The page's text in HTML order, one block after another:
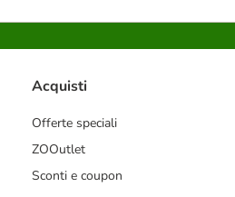
Acquisti
Offerte speciali
ZOOutlet
Sconti e coupon